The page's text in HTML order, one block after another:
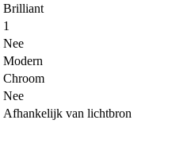
Brilliant
1
Nee
Modern
Chroom
Nee
Afhankelijk van lichtbron